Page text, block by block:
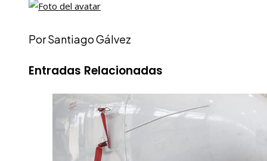
Por Santiago Gálvez
Entradas Relacionadas